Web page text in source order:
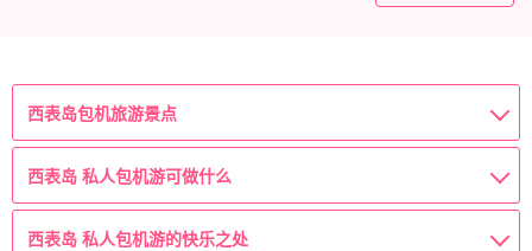
西表岛包机旅游景点
西表岛 私人包机游可做什么
西表岛 私人包机游的快乐之处